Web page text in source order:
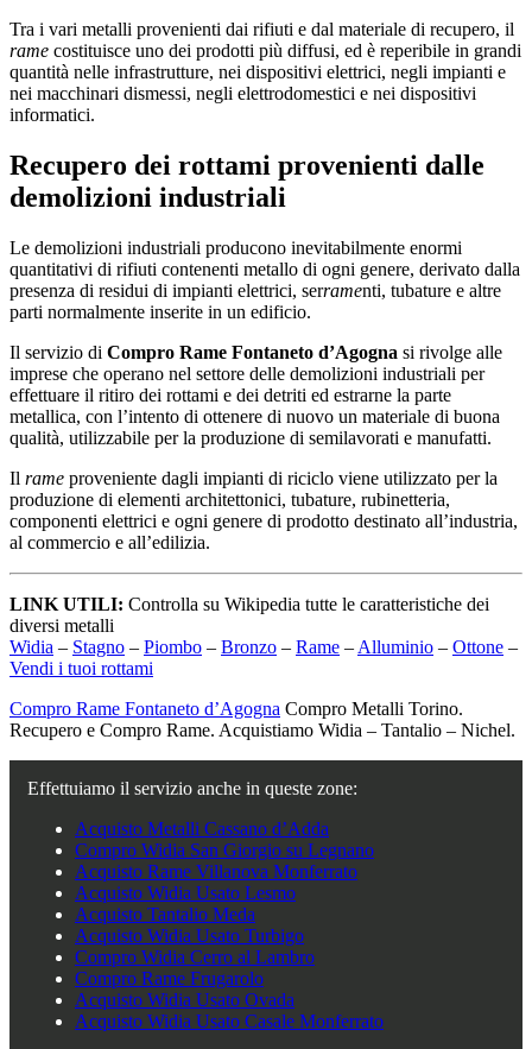
Tra i vari metalli provenienti dai rifiuti e dal materiale di recupero, il
rame costituisce uno dei prodotti più diffusi, ed è reperibile in grandi
quantità nelle infrastrutture, nei dispositivi elettrici, negli impianti e
nei macchinari dismessi, negli elettrodomestici e nei dispositivi
informatici.
Recupero dei rottami provenienti dalle
demolizioni industriali
Le demolizioni industriali producono inevitabilmente enormi
quantitativi di rifiuti contenenti metallo di ogni genere, derivato dalla
presenza di residui di impianti elettrici, serramenti, tubature e altre
parti normalmente inserite in un edificio.
Il servizio di Compro Rame Fontaneto d’Agogna si rivolge alle
imprese che operano nel settore delle demolizioni industriali per
effettuare il ritiro dei rottami e dei detriti ed estrarne la parte
metallica, con l’intento di ottenere di nuovo un materiale di buona
qualità, utilizzabile per la produzione di semilavorati e manufatti.
Il rame proveniente dagli impianti di riciclo viene utilizzato per la
produzione di elementi architettonici, tubature, rubinetteria,
componenti elettrici e ogni genere di prodotto destinato all’industria,
al commercio e all’edilizia.
LINK UTILI: Controlla su Wikipedia tutte le caratteristiche dei
diversi metalli
Widia – Stagno – Piombo – Bronzo – Rame – Alluminio – Ottone –
Vendi i tuoi rottami
Compro Rame Fontaneto d’Agogna Compro Metalli Torino.
Recupero e Compro Rame. Acquistiamo Widia – Tantalio – Nichel.
Effettuiamo il servizio anche in queste zone:
Acquisto Metalli Cassano d’Adda
Compro Widia San Giorgio su Legnano
Acquisto Rame Villanova Monferrato
Acquisto Widia Usato Lesmo
Acquisto Tantalio Meda
Acquisto Widia Usato Turbigo
Compro Widia Cerro al Lambro
Compro Rame Frugarolo
Acquisto Widia Usato Ovada
Acquisto Widia Usato Casale Monferrato